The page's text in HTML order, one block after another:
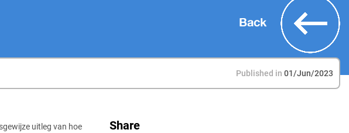
Back
Published in 01/Jun/2023
uitleg van hoe
Share